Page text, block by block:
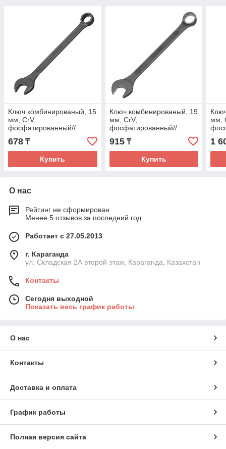
Ключ комбинированый, 15
мм, CrV,
фосфатированный//
Сибртех
678 ₸
Купить
Ключ комбинированый, 19
мм, CrV,
фосфатированный//
Сибртех
915₸
Купить
мм,
1
О нас
Рейтинг не сформирован
Менее 5 отзывов за последний год
Работает с 27.05.2013
г. Караганда
ул. Складская 2А второй этаж, Караганда, Казахстан
Контакты
Сегодня выходной
Показать весь график работы
О нас
Контакты
Доставка и оплата
График работы
Полная версия сайта